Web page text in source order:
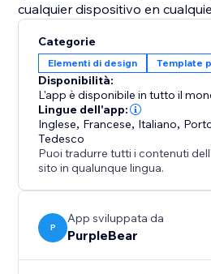
cualquier dispositivo en
Crea una página de empleo
publica listados de empleo con
página de empleo con
seas una pequeña empresa o
crecimiento, esta aplicación te
proceso de contratación y
con los mejores talentos.
atraer candidatos calificados de
Instálalo ahora y comienza a
empleo hoy.
Categorie
Elementi di design Template
Disponibilità:
L'app è disponibile in tutto il
Lingue dell'app:
Inglese, Francese, Italiano,
Tedesco
Puoi tradurre tutti i contenuti
sito in qualunque lingua.
P
App sviluppata da
PurpleBear